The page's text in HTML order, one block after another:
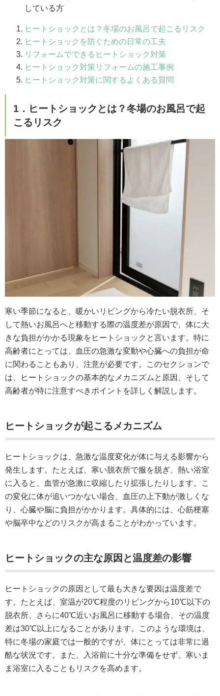
している方
ヒートショックとは？冬場のお風呂で起こるリスク
ヒートショックを防ぐための日常の工夫
リフォームでできるヒートショック対策
ヒートショック対策リフォームの施工事例
ヒートショック対策に関するよくある質問
1．ヒートショックとは？冬場のお風呂で起
こるリスク
寒い季節になると、暖かいリビングから冷たい脱衣所、そ
して熱いお風呂へと移動する際の温度差が原因で、体に大
きな負担がかかる現象をヒートショックと言います。特に
高齢者にとっては、血圧の急激な変動や心臓への負担が命
に関わることもあり、注意が必要です。このセクションで
は、ヒートショックの基本的なメカニズムと原因、そして
高齢者が特に注意すべきポイントを詳しく解説します。
ヒートショックが起こるメカニズム
ヒートショックは、急激な温度変化が体に与える影響から
発生します。たとえば、寒い脱衣所で服を脱ぎ、熱い浴室
に入ると、血管が急激に収縮したり拡張したりします。こ
の変化に体が追いつかない場合、血圧の上下動が激しくな
り、心臓や脳に負担がかかります。具体的には、心筋梗塞
や脳卒中などのリスクが高まることがわかっています。
ヒートショックの主な原因と温度差の影響
ヒートショックの原因として最も大きな要因は温度差で
す。たとえば、室温が20℃程度のリビングから10℃以下の
脱衣所、さらに40℃近いお風呂に移動する場合、その温度
差は30℃以上になることがあります。このような環境は、
特に冬場の家庭では一般的ですが、体にとっては非常に過
酷な状況です。また、入浴前に十分な準備をせず、寒いま
ま浴室に入ることもリスクを高めます。